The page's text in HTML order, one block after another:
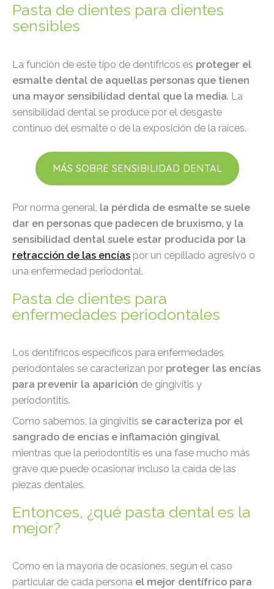
Pasta de dientes para dientes
sensibles
La función de este tipo de dentífricos es proteger el
esmalte dental de aquellas personas que tienen
una mayor sensibilidad dental que la media. La
sensibilidad dental se produce por el desgaste
continuo del esmalte o de la exposición de la raíces.
MÁS SOBRE SENSIBILIDAD DENTAL
Por norma general, la pérdida de esmalte se suele
dar en personas que padecen de bruxismo, y la
sensibilidad dental suele estar producida por la
retracción de las encías por un cepillado agresivo o
una enfermedad periodontal.
Pasta de dientes para
enfermedades periodontales
Los dentífricos específicos para enfermedades
periodontales se caracterizan por proteger las encías
para prevenir la aparición de gingivitis y
periodontitis.
Como sabemos, la gingivitis se caracteriza por el
sangrado de encías e inflamación gingival,
mientras que la periodontitis es una fase mucho más
grave que puede ocasionar incluso la caída de las
piezas dentales.
Entonces, ¿qué pasta dental es la
mejor?
Como en la mayoría de ocasiones, según el caso
particular de cada persona el mejor dentífrico para